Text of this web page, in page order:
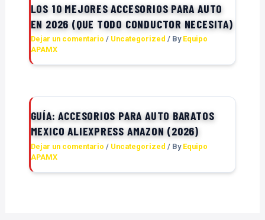
LOS 10 MEJORES ACCESORIOS PARA AUTO
EN 2026 (QUE TODO CONDUCTOR NECESITA)
Dejar un comentario / Uncategorized / By Equipo
APAMX
GUÍA: ACCESORIOS PARA AUTO BARATOS
MEXICO ALIEXPRESS AMAZON (2026)
Dejar un comentario / Uncategorized / By Equipo
APAMX